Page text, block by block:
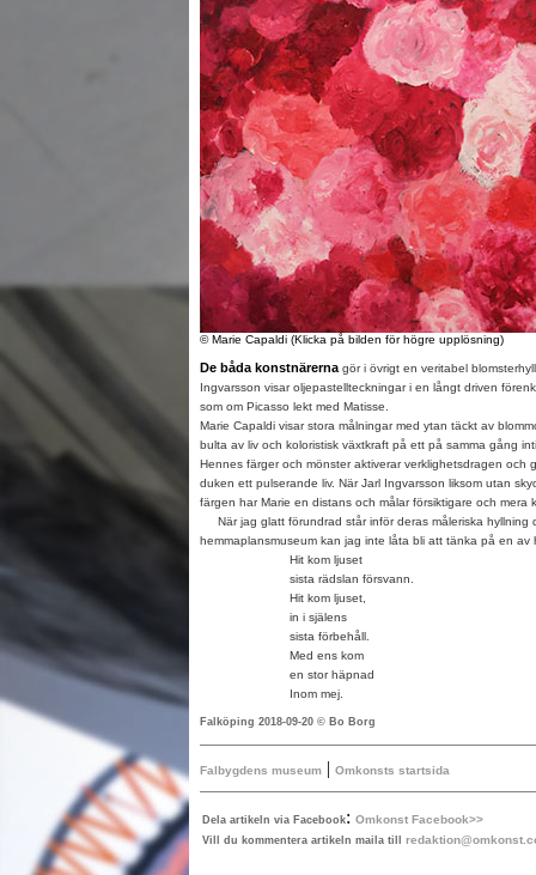
© Marie Capaldi (Klicka på bilden för högre upplösning)
De båda konstnärernagör i övrigt en veritabel
Ingvarsson visar oljepastellteckningar i en långt driven
som om Picasso lekt med Matisse.
Marie Capaldi visar stora målningar med ytan täckt av
bulta av liv och koloristisk växtkraft på ett på samma gång
Hennes färger och mönster aktiverar verklighetsdragen och
duken ett pulserande liv. När Jarl Ingvarsson liksom utan
färgen har Marie en distans och målar försiktigare och mera
När jag glatt förundrad står inför deras måleriska hyllning
hemmaplansmuseum kan jag inte låta bli att tänka på en av
Hit kom ljuset
sista rädslan försvann.
Hit kom ljuset,
in i själens
sista förbehåll.
Med ens kom
en stor häpnad
Inom mej.
Falköping 2018-09-20 © Bo Borg
Falbygdens museum | Omkonsts startsida
Dela artikeln via Facebook: Omkonst Facebook>>
Vill du kommentera artikeln maila till